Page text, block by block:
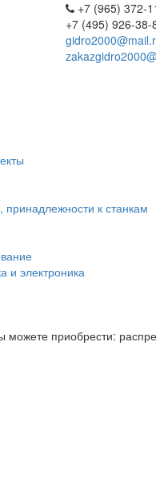
+7 (965) 372-
+7 (495) 926-38-
принадлежности к станкам
и электроника
можете приобрести: